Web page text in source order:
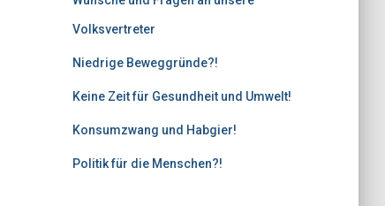
Volksvertreter
Niedrige Beweggründe?!
Keine Zeit für Gesundheit und Umwelt!
Konsumzwang und Habgier!
Politik für die Menschen?!